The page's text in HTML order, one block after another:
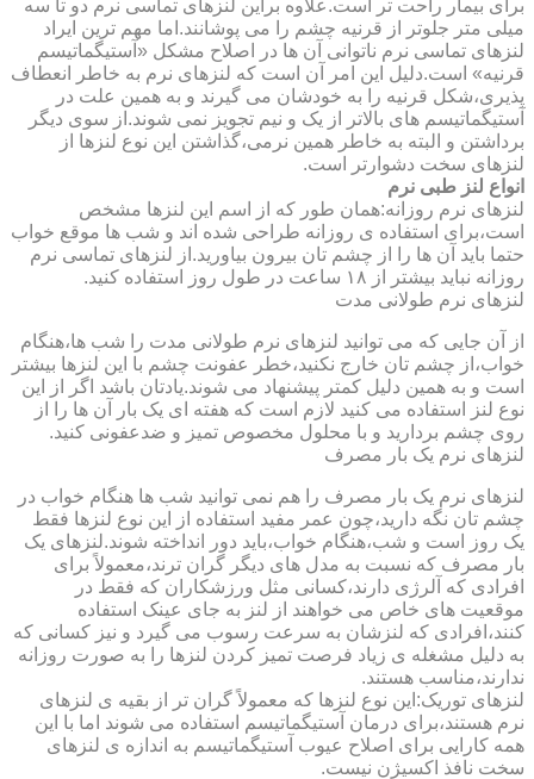
برای بیمار راحت تر است.علاوه براین لنزهای تماسی نرم دو تا سه
میلی متر جلوتر از قرنیه چشم را می پوشانند.اما مهم ترین ایراد
لنزهای تماسی نرم ناتوانی آن ها در اصلاح مشکل «آستیگماتیسم
قرنیه» است.دلیل این امر آن است که لنزهای نرم به خاطر انعطاف
پذیری،شکل قرنیه را به خودشان می گیرند و به همین علت در
آستیگماتیسم های بالاتر از یک و نیم تجویز نمی شوند.از سوی دیگر
برداشتن و البته به خاطر همین نرمی،گذاشتن این نوع لنزها از
لنزهای سخت دشوارتر است.
انواع لنز طبی نرم
لنزهای نرم روزانه:همان طور که از اسم این لنزها مشخص
است،برای استفاده ی روزانه طراحی شده اند و شب ها موقع خواب
حتما باید آن ها را از چشم تان بیرون بیاورید.از لنزهای تماسی نرم
روزانه نباید بیشتر از ۱۸ ساعت در طول روز استفاده کنید.
لنزهای نرم طولانی مدت
از آن جایی که می توانید لنزهای نرم طولانی مدت را شب ها،هنگام
خواب،از چشم تان خارج نکنید،خطر عفونت چشم با این لنزها بیشتر
است و به همین دلیل کمتر پیشنهاد می شوند.یادتان باشد اگر از این
نوع لنز استفاده می کنید لازم است که هفته ای یک بار آن ها را از
روی چشم بردارید و با محلول مخصوص تمیز و ضدعفونی کنید.
لنزهای نرم یک بار مصرف
لنزهای نرم یک بار مصرف را هم نمی توانید شب ها هنگام خواب در
چشم تان نگه دارید،چون عمر مفید استفاده از این نوع لنزها فقط
یک روز است و شب،هنگام خواب،باید دور انداخته شوند.لنزهای یک
بار مصرف که نسبت به مدل های دیگر گران ترند،معمولاً برای
افرادی که آلرژی دارند،کسانی مثل ورزشکاران که فقط در
موقعیت های خاص می خواهند از لنز به جای عینک استفاده
کنند،افرادی که لنزشان به سرعت رسوب می گیرد و نیز کسانی که
به دلیل مشغله ی زیاد فرصت تمیز کردن لنزها را به صورت روزانه
ندارند،مناسب هستند.
لنزهای توریک:این نوع لنزها که معمولاً گران تر از بقیه ی لنزهای
نرم هستند،برای درمان آستیگماتیسم استفاده می شوند اما با این
همه کارایی برای اصلاح عیوب آستیگماتیسم به اندازه ی لنزهای
سخت نافذ اکسیژن نیست.